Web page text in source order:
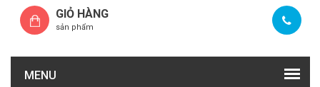
GIỎ HÀNG
sản phẩm
MENU